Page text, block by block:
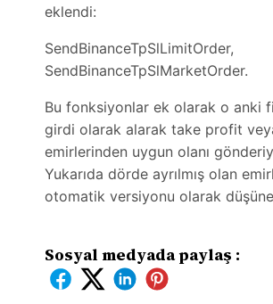
eklendi:
SendBinanceTpSlLimitOrder,
SendBinanceTpSlMarketOrder.
Bu fonksiyonlar ek olarak o anki
girdi olarak alarak take profit
emirlerinden uygun olanı
Yukarıda dörde ayrılmış olan
otomatik versiyonu olarak
Sosyal medyada paylaş :